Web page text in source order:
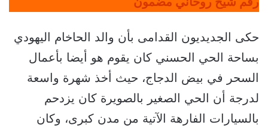
حكى الجديديون القدامى بأن والد الحاخام اليهودي
بساحة الحي الحسني كان يقوم هو أيضا بأعمال
السحر في بيض الدجاج، حيث أخذ شهرة واسعة
لدرجة أن الحي الصغير بالصويرة كان يزدحم
بالسيارات الفارهة الآتية من مدن كبرى، وكان